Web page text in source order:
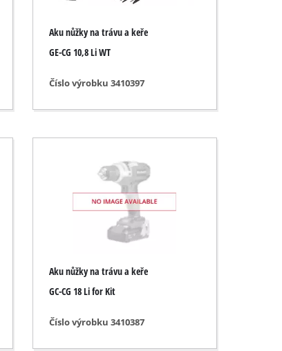
Aku nůžky na trávu a keře
GE-CG 10,8 Li WT
Číslo výrobku 3410397
Aku nůžky na trávu a keře
GC-CG 18 Li for Kit
Číslo výrobku 3410387